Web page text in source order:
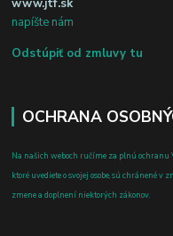
www.jtf.sk
napíšte nám
Odstúpiť od zmluvy tu
OCHRANA
Na našich weboch ručíme za plnú ochranu
ktoré uvediete o svojej osobe, sú chránené v
zmene a doplnení niektorých zákonov.